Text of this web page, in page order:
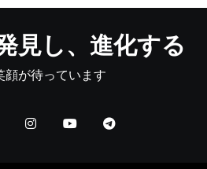
見し、進化する
顔が待っています